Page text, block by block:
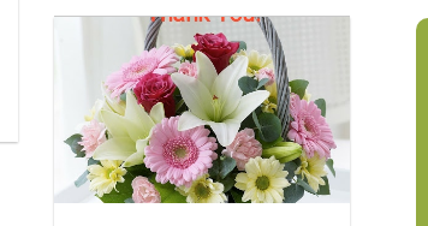
Vinh vào ngày 27/09/2020. Tổng
kinh phí liên quan đến việc xây
cây cầu này là 109.200.000 VNĐ.
Nhóm Tuệ Tâm VH xin thay mặt
bà con gửi ...